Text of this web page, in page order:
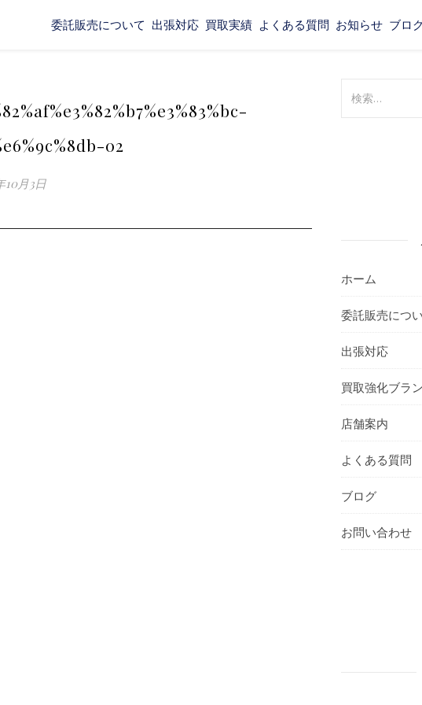
委託販売について 出張対応 買取実績 よくある質問 お知らせ ブロ
02
10月3日
ホーム
委託販売につ
出張対応
買取強化ブラ
店舗案内
よくある質問
ブログ
お問い合わせ